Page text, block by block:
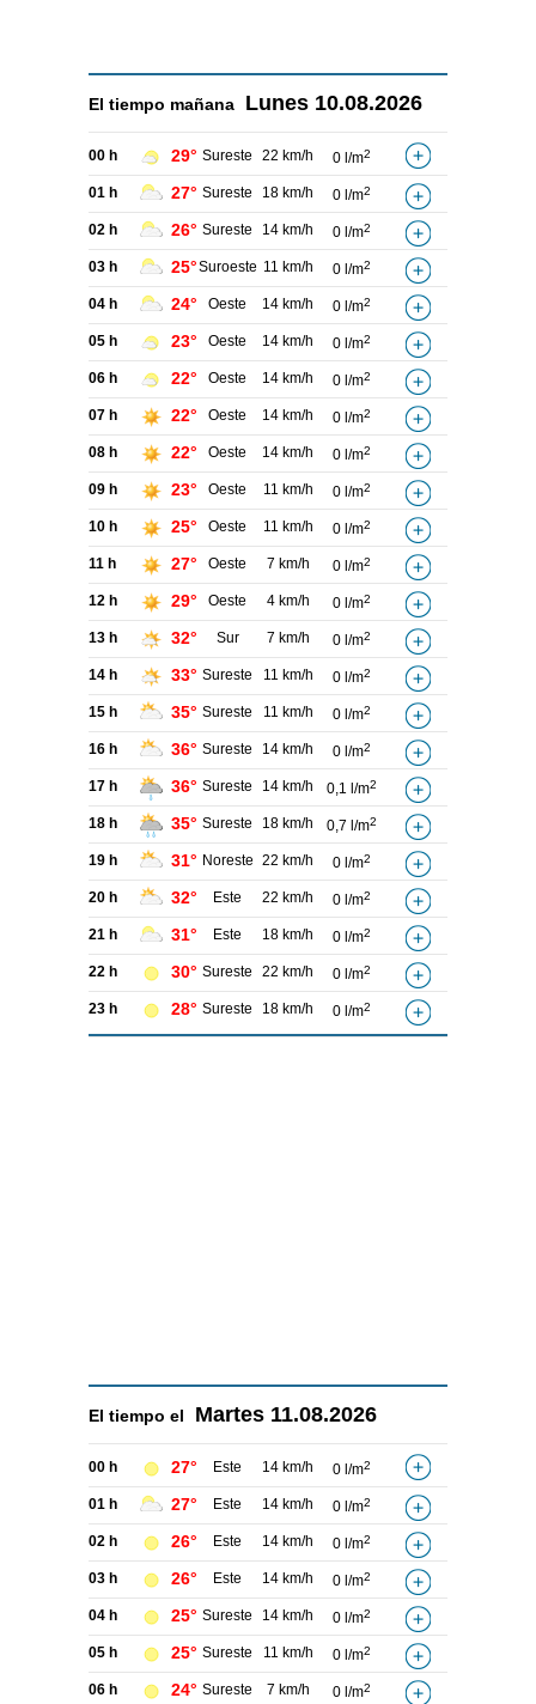
El tiempo mañana Lunes 10.08.2026
00 h 29° Sureste 22 km/h 0 l/m2
01 h 27° Sureste 18 km/h 0 l/m2
02 h 26° Sureste 14 km/h 0 l/m2
03 h 25°Suroeste 11 km/h 0 l/m2
04 h 24° Oeste 14 km/h 0 l/m2
05 h 23° Oeste 14 km/h 0 l/m2
06 h 22° Oeste 14 km/h 0 l/m2
07 h 22° Oeste 14 km/h 0 l/m2
08 h 22° Oeste 14 km/h 0 l/m2
09 h 23° Oeste 11 km/h 0 l/m2
10 h 25° Oeste 11 km/h 0 l/m2
11 h 27° Oeste 7 km/h 0 l/m2
12 h 29° Oeste 4 km/h 0 l/m2
13 h 32° Sur 7 km/h 0 l/m2
14 h 33° Sureste 11 km/h 0 l/m2
15 h 35° Sureste 11 km/h 0 l/m2
16 h 36° Sureste 14 km/h 0 l/m2
17 h 36° Sureste 14 km/h 0,1 l/m2
18 h 35° Sureste 18 km/h 0,7 l/m2
19 h 31° Noreste 22 km/h 0 l/m2
20 h 32° Este 22 km/h 0 l/m2
21 h 31° Este 18 km/h 0 l/m2
22 h 30° Sureste 22 km/h 0 l/m2
23 h 28° Sureste 18 km/h 0 l/m2
El tiempo el Martes 11.08.2026
00 h 27° Este 14 km/h 0 l/m2
01 h 27° Este 14 km/h 0 l/m2
02 h 26° Este 14 km/h 0 l/m2
03 h 26° Este 14 km/h 0 l/m2
04 h 25° Sureste 14 km/h 0 l/m2
05 h 25° Sureste 11 km/h 0 l/m2
06 h 24° Sureste 7 km/h 0 l/m2